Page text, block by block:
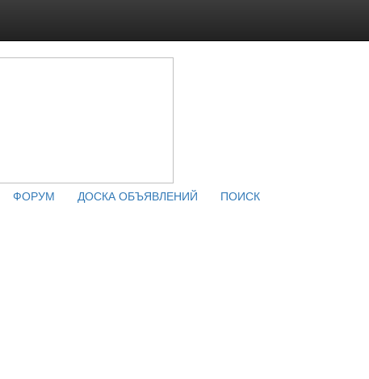
ФОРУМ ДОСКА ОБЪЯВЛЕНИЙ ПОИСК